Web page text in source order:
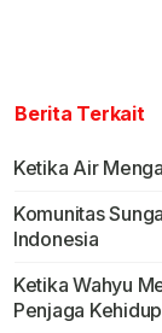
Berita Terkait
Ketika Air
Komunitas
Indonesia
Ketika Wahyu
Penjaga